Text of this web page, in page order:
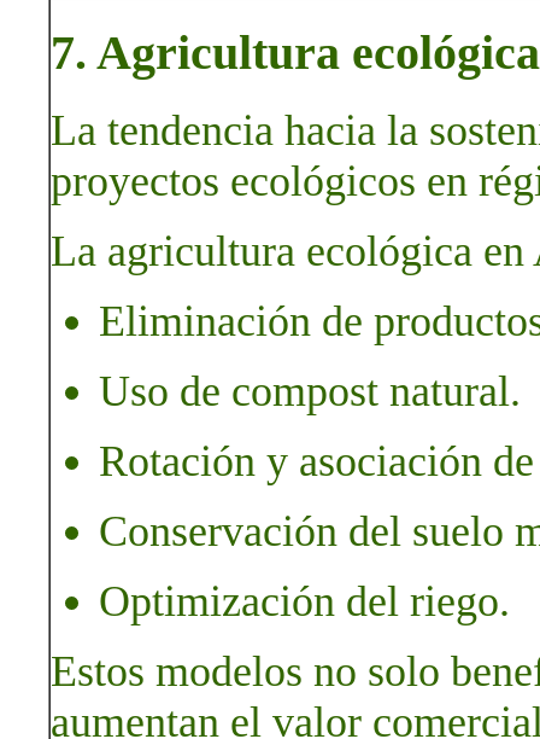
7. Agricultura
La tendencia hacia la
proyectos ecológicos en
La agricultura ecológica en
Eliminación de
Uso de compost natural.
Rotación y asociación
Conservación del suelo
Optimización del riego.
Estos modelos no solo
aumentan el valor